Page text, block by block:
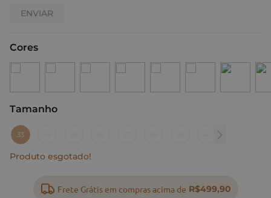
ENVIAR
Cores
Tamanho
: 33
33
Produto esgotado!
Frete Grátis em compras acima de R$499,90